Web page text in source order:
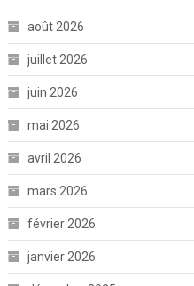
août 2026
juillet 2026
juin 2026
mai 2026
avril 2026
mars 2026
février 2026
janvier 2026